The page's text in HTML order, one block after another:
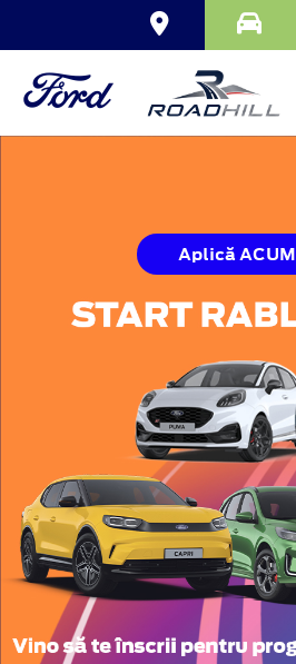
Aplică ACUM